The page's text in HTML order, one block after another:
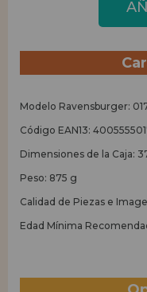
Modelo Ravensburger:
Código EAN13:
Dimensiones de la Caja:
Peso: 875 g
Calidad de Piezas e
Edad Mínima